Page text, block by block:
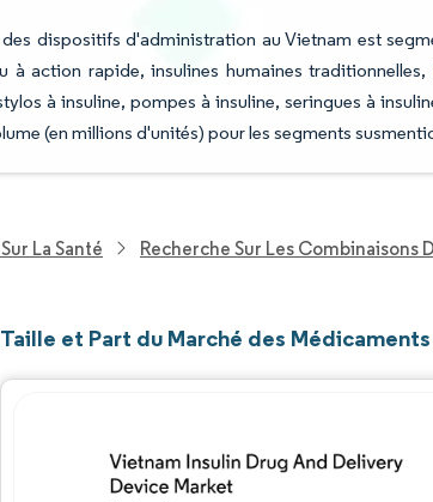
dispositifs d'administration au Vietnam est
à action rapide, insulines humaines
à insuline, pompes à insuline, seringues à
(en millions d'unités) pour les segments
La Santé Recherche Sur Les
Taille et Part du Marché des